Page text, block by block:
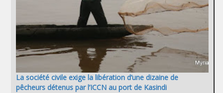
La société civile exige la libération d’une dizaine de
pêcheurs détenus par l’ICCN au port de Kasindi